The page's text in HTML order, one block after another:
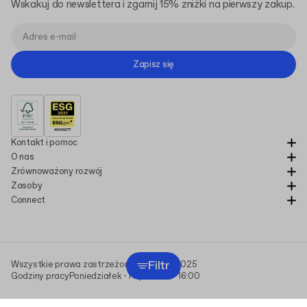
Filtr
Kontakt i pomoc
O nas
Zrównoważony rozwój
Zasoby
Connect
Wskakuj do newslettera i zgarnij 15% zniżki na pierwszy zakup.
Zapisz się
Wszystkie prawa zastrzeżone Packhelp 2025
Godziny pracyPoniedziałek - Piątek 9:00-16:00